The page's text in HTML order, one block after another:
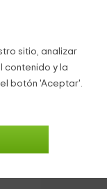
sitio, analizar
contenido y la
botón 'Aceptar'.